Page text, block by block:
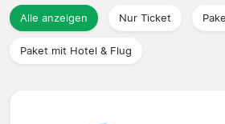
Reisebüros
Alle anzeigen Nur Ticket
Paket mit Hotel & Flug